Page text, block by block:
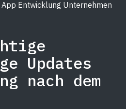
Entwicklung Unternehmen
Updates
nach dem